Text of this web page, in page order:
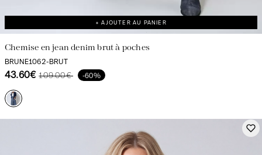
+ AJOUTER AU PANIER
Chemise en jean denim brut à poches
BRUNE1062-BRUT
43.60€ 109.00€ -60%